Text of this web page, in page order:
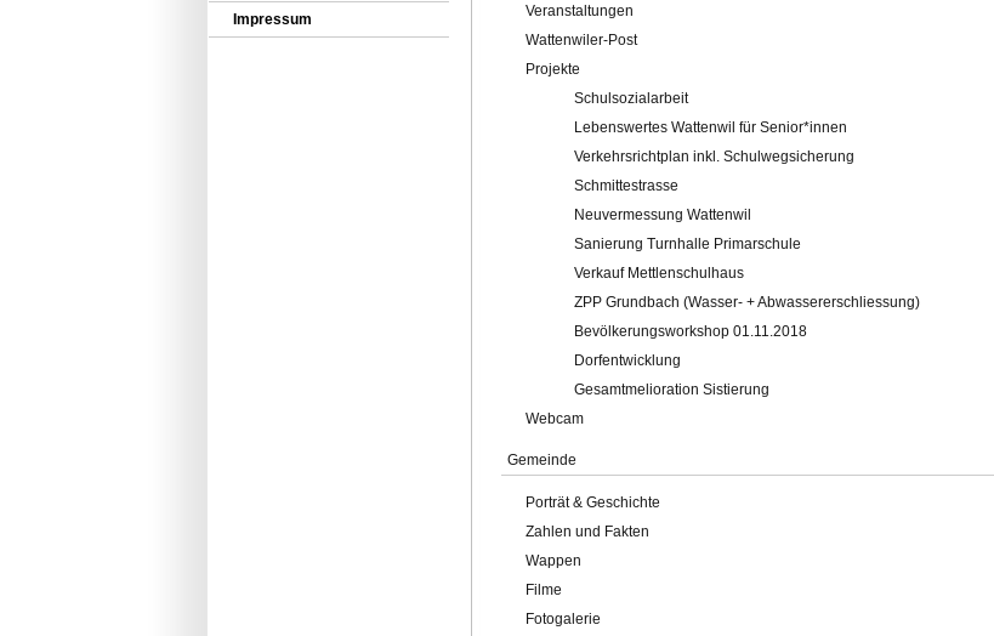
Impressum
Veranstaltungen
Wattenwiler-Post
Projekte
Schulsozialarbeit
Lebenswertes Wattenwil für Senior*innen
Verkehrsrichtplan inkl. Schulwegsicherung
Schmittestrasse
Neuvermessung Wattenwil
Sanierung Turnhalle Primarschule
Verkauf Mettlenschulhaus
ZPP Grundbach (Wasser- + Abwassererschliessung)
Bevölkerungsworkshop 01.11.2018
Dorfentwicklung
Gesamtmelioration Sistierung
Webcam
Gemeinde
Porträt & Geschichte
Zahlen und Fakten
Wappen
Filme
Fotogalerie